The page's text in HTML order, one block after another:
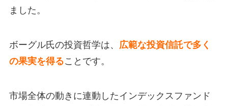
ました。
ボーグル氏の投資哲学は、
広範な投資信託で多く
の果実を得ることです。
市場全体の動きに連動したインデックスファンド